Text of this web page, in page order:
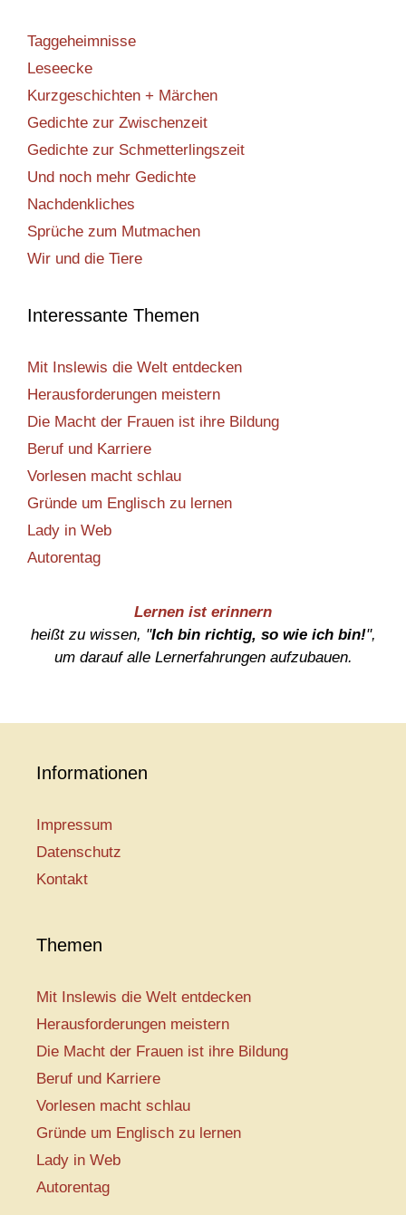
Taggeheimnisse
Leseecke
Kurzgeschichten + Märchen
Gedichte zur Zwischenzeit
Gedichte zur Schmetterlingszeit
Und noch mehr Gedichte
Nachdenkliches
Sprüche zum Mutmachen
Wir und die Tiere
Interessante Themen
Mit Inslewis die Welt entdecken
Herausforderungen meistern
Die Macht der Frauen ist ihre Bildung
Beruf und Karriere
Vorlesen macht schlau
Gründe um Englisch zu lernen
Lady in Web
Autorentag
Lernen ist erinnern
heißt zu wissen, "Ich bin richtig, so wie ich bin!",
um darauf alle Lernerfahrungen aufzubauen.
Informationen
Impressum
Datenschutz
Kontakt
Themen
Mit Inslewis die Welt entdecken
Herausforderungen meistern
Die Macht der Frauen ist ihre Bildung
Beruf und Karriere
Vorlesen macht schlau
Gründe um Englisch zu lernen
Lady in Web
Autorentag